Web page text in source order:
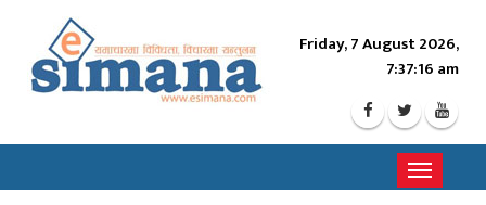
Friday, 7 August 2026,
7:37:18 am
Toggle